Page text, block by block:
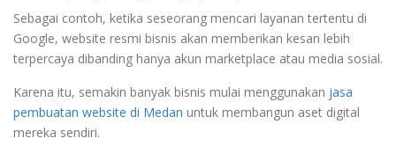
Sebagai contoh, ketika seseorang mencari layanan tertentu di
Google, website resmi bisnis akan memberikan kesan lebih
terpercaya dibanding hanya akun marketplace atau media sosial.
Karena itu, semakin banyak bisnis mulai menggunakan jasa
pembuatan website di Medan untuk membangun aset digital
mereka sendiri.